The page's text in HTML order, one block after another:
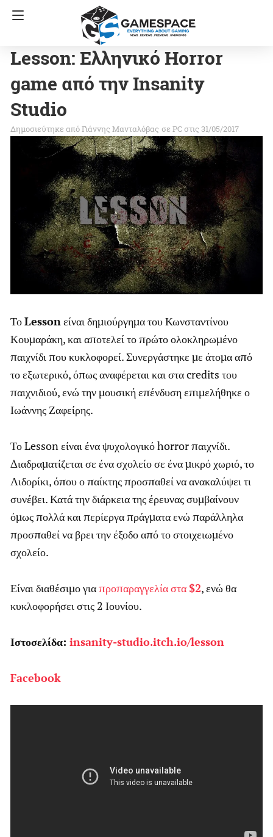
Lesson: Ελληνικό Horror
game από την Insanity
Studio
Γιάννης Μανταλόβας σε PCστις 31/05/2017
ΤοLessonείναι δημιούργημα του Κωνσταντίνου
Κουμαράκη, και αποτελεί το πρώτο ολοκληρωμένο
παιχνίδι που κυκλοφορεί. Συνεργάστηκε με άτομα από
το εξωτερικό, όπως αναφέρεται και στα credits του
παιχνιδιού, ενώ την μουσική επένδυση επιμελήθηκε ο
Ιωάννης Ζαφείρης.
Το Lesson είναι ένα ψυχολογικό horror παιχνίδι.
Διαδραματίζεται σε ένα σχολείο σε ένα μικρό χωριό, το
Λιδορίκι, όπου ο παίκτης προσπαθεί να ανακαλύψει τι
συνέβει. Κατά την διάρκεια της έρευνας συμβαίνουν
όμως πολλά και περίεργα πράγματα ενώ παράλληλα
προσπαθεί να βρει την έξοδο από το στοιχειωμένο
σχολείο.
Είναι διαθέσιμο γιαπροπαραγγελία στα $2, ενώ θα
κυκλοφορήσει στις 2 Ιουνίου.
Ιστοσελίδα: insanity-studio.itch.io/lesson
Facebook